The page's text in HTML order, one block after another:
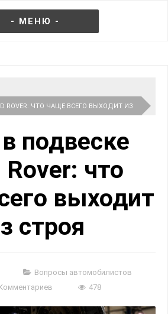
- МЕНЮ -
ROVER: ЧТО ЧАЩЕ ВСЕГО ВЫХОДИТ ИЗ
подвеске
Rover: что
выходит
строя
Вопросы автомобилистов
478